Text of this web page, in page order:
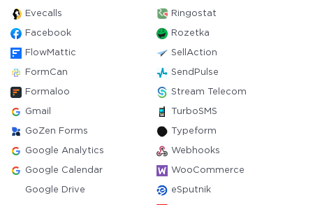
Evecalls Ringostat
Facebook Rozetka
FlowMattic SellAction
FormCan SendPulse
Formaloo Stream Telecom
Gmail TurboSMS
GoZen Forms Typeform
Google Analytics Webhooks
Google Calendar WooCommerce
Google Drive eSputnik